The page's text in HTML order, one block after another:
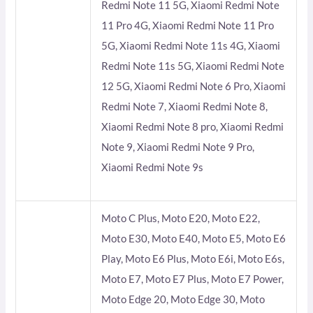
Redmi Note 11 5G, Xiaomi Redmi Note
11 Pro 4G, Xiaomi Redmi Note 11 Pro
5G, Xiaomi Redmi Note 11s 4G, Xiaomi
Redmi Note 11s 5G, Xiaomi Redmi Note
12 5G, Xiaomi Redmi Note 6 Pro, Xiaomi
Redmi Note 7, Xiaomi Redmi Note 8,
Xiaomi Redmi Note 8 pro, Xiaomi Redmi
Note 9, Xiaomi Redmi Note 9 Pro,
Xiaomi Redmi Note 9s
Moto C Plus, Moto E20, Moto E22,
Moto E30, Moto E40, Moto E5, Moto E6
Play, Moto E6 Plus, Moto E6i, Moto E6s,
Moto E7, Moto E7 Plus, Moto E7 Power,
Moto Edge 20, Moto Edge 30, Moto